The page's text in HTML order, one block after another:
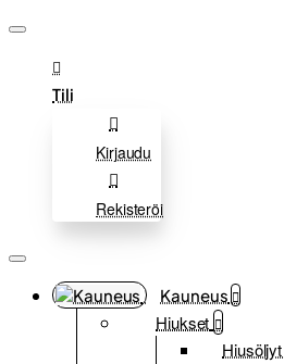
Tili
Kirjaudu
Rekisteröi
Kauneus
Hiukset